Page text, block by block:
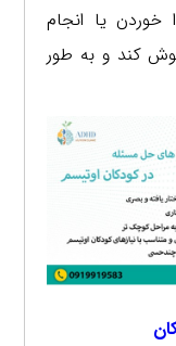
یا انجام
کند و به طور